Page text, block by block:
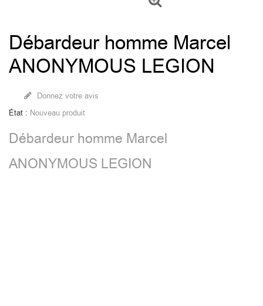
Débardeur homme Marcel
ANONYMOUS LEGION
Donnez votre avis
État : Nouveau produit
Débardeur homme Marcel
ANONYMOUS LEGION